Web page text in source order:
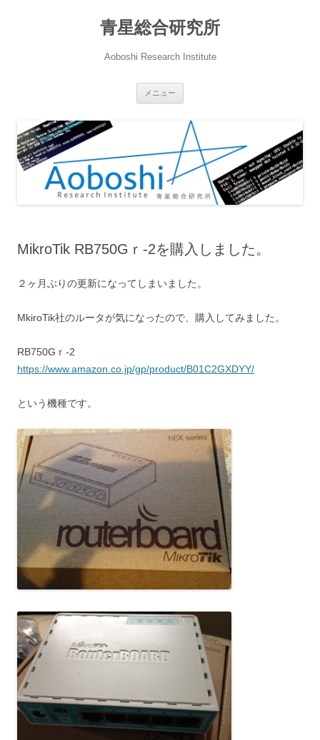
青星総合研究所
Aoboshi Research Institute
メニュー
ツ
へ
ス
ッ
プ
MikroTik RB750Gｒ-2を購入しました。
２ヶ月ぶりの更新になってしまいました。
MkiroTik社のルータが気になったので、購入してみました。
RB750Gｒ-2
https://www.amazon.co.jp/gp/product/B01C2GXDYY/
という機種です。